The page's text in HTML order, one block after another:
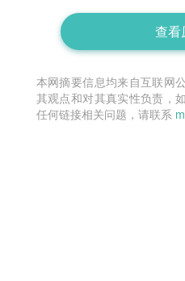
查看
本网摘要信息均来自互联网
其观点和对其真实性负责，
任何链接相关问题，请联系